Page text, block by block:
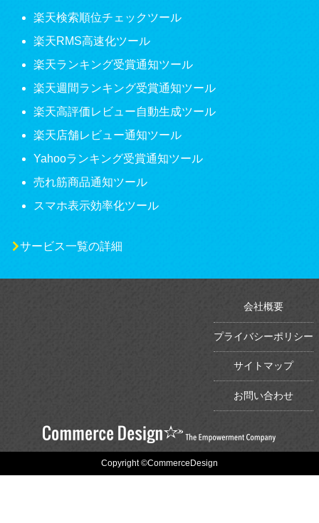
楽天検索順位チェックツール
楽天RMS高速化ツール
楽天ランキング受賞通知ツール
楽天週間ランキング受賞通知ツール
楽天高評価レビュー自動生成ツール
楽天店舗レビュー通知ツール
Yahooランキング受賞通知ツール
売れ筋商品通知ツール
スマホ表示効率化ツール
サービス一覧の詳細
Copyright ©CommerceDesign
会社概要
プライバシーポリシー
サイトマップ
お問い合わせ